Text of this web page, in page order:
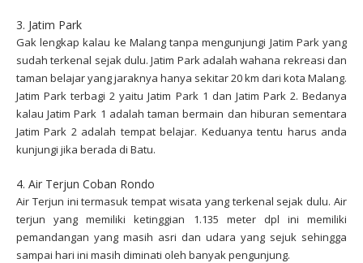
3. Jatim Park
Gak lengkap kalau ke Malang tanpa mengunjungi Jatim Park yang
sudah terkenal sejak dulu. Jatim Park adalah wahana rekreasi dan
taman belajar yang jaraknya hanya sekitar 20 km dari kota Malang.
Jatim Park terbagi 2 yaitu Jatim Park 1 dan Jatim Park 2. Bedanya
kalau Jatim Park 1 adalah taman bermain dan hiburan sementara
Jatim Park 2 adalah tempat belajar. Keduanya tentu harus anda
kunjungi jika berada di Batu.
4. Air Terjun Coban Rondo
Air Terjun ini termasuk tempat wisata yang terkenal sejak dulu. Air
terjun yang memiliki ketinggian 1.135 meter dpl ini memiliki
pemandangan yang masih asri dan udara yang sejuk sehingga
sampai hari ini masih diminati oleh banyak pengunjung.